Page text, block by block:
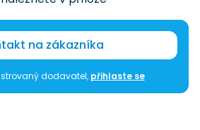
na zákazníka
dodavatel, přihlaste se